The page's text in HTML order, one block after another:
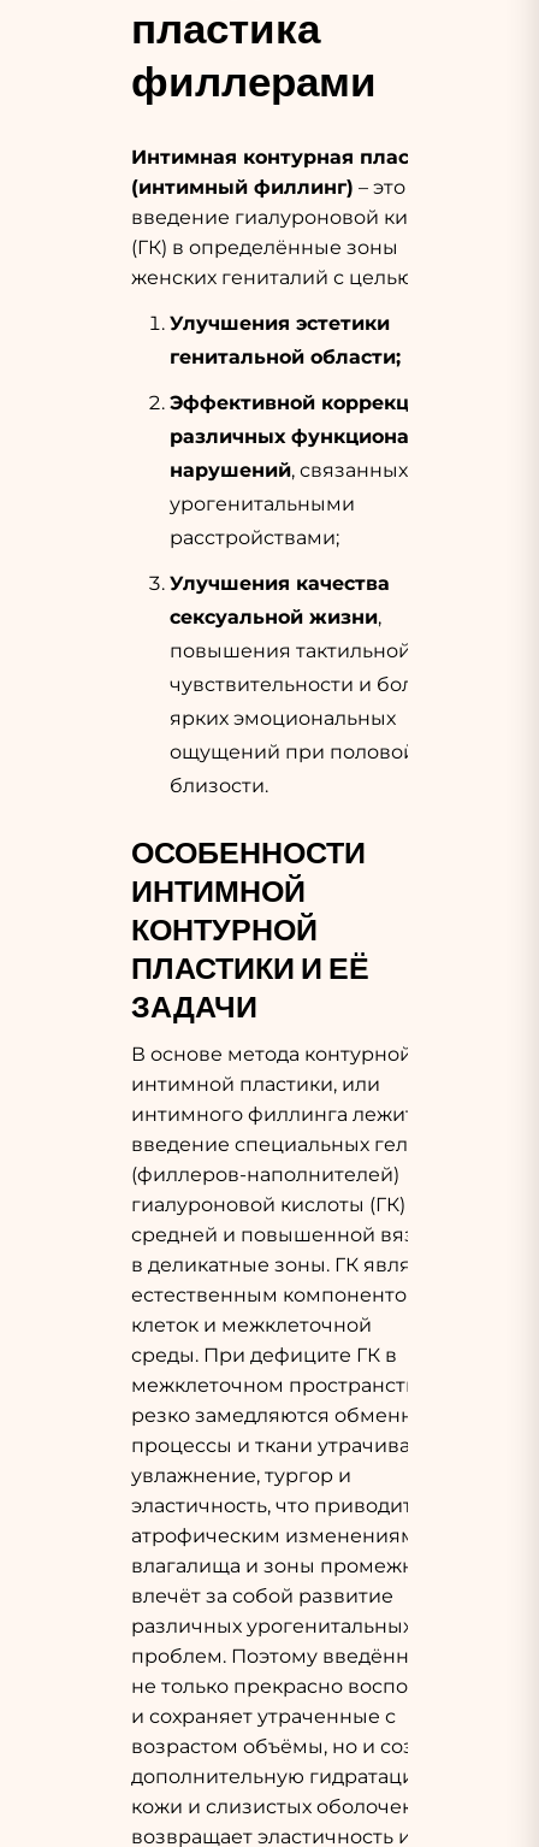
пластика
филлерами
Интимная контурная пластика
(интимный филлинг) – это
введение гиалуроновой кислоты
(ГК) в определённые зоны
женских гениталий с целью:
Улучшения эстетики
генитальной области;
Эффективной коррекции
различных функциональных
нарушений, связанных с
урогенитальными
расстройствами;
Улучшения качества
сексуальной жизни,
повышения тактильной
чувствительности и более
ярких эмоциональных
ощущений при половой
близости.
ОСОБЕННОСТИ
ИНТИМНОЙ
КОНТУРНОЙ
ПЛАСТИКИ И ЕЁ
ЗАДАЧИ
В основе метода контурной
интимной пластики, или
интимного филлинга лежит
введение специальных гелей
(филлеров-наполнителей)
гиалуроновой кислоты (ГК)
средней и повышенной вязкости
в деликатные зоны. ГК является
естественным компонентом
клеток и межклеточной
среды. При дефиците ГК в
межклеточном пространстве
резко замедляются обменные
процессы и ткани утрачивают
увлажнение, тургор и
эластичность, что приводит к
атрофическим изменениям
влагалища и зоны промежности и
влечёт за собой развитие
различных урогенитальных
проблем. Поэтому введённая ГК
не только прекрасно восполняет
и сохраняет утраченные с
возрастом объёмы, но и создаёт
дополнительную гидратацию
кожи и слизистых оболочек,
возвращает эластичность и тонус